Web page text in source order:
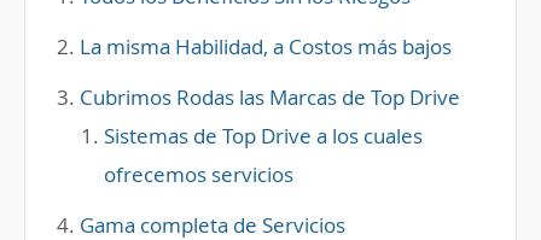
La misma Habilidad, a Costos más bajos
Cubrimos Rodas las Marcas de Top Drive
Sistemas de Top Drive a los cuales
ofrecemos servicios
Gama completa de Servicios